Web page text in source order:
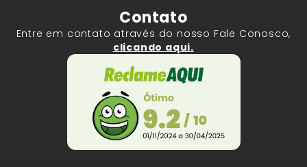
Contato
Entre em contato através do nosso Fale Conosco,
clicando aqui.